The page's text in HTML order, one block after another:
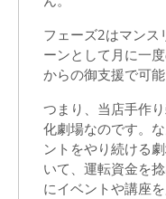
フェーズ2はマンス
ーンとして月に一
からの御支援で可
つまり、当店手作
化劇場なのです。
ントをやり続ける
いて、運転資金を
にイベントや講座